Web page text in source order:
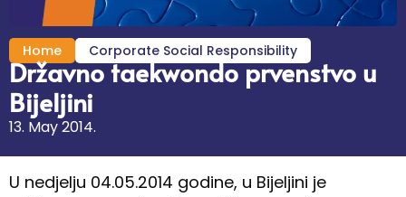
Home Corporate Social Responsibility
Državno taekwondo prvenstvo u
Bijeljini
13. May 2014.
U nedjelju 04.05.2014 godine, u Bijeljini je